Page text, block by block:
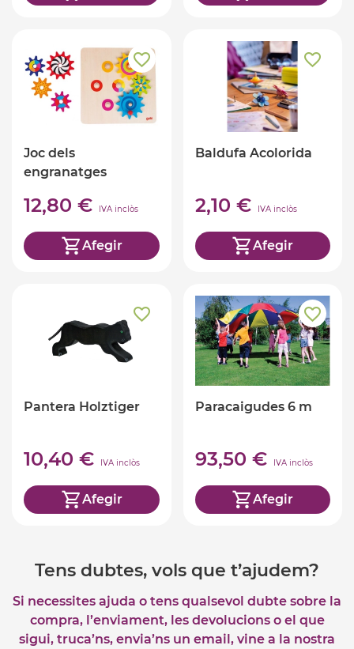
Joc dels
engranatges
12,80 € IVA inclòs
Afegir
Baldufa Acolorida
2,10 € IVA inclòs
Afegir
Pantera Holztiger
10,40 € IVA inclòs
Afegir
Paracaigudes 6 m
93,50 € IVA inclòs
Afegir
Tens dubtes, vols que t’ajudem?
Si necessites ajuda o tens qualsevol dubte sobre la
compra, l’enviament, les devolucions o el que
sigui, truca’ns, envia’ns un email, vine a la nostra